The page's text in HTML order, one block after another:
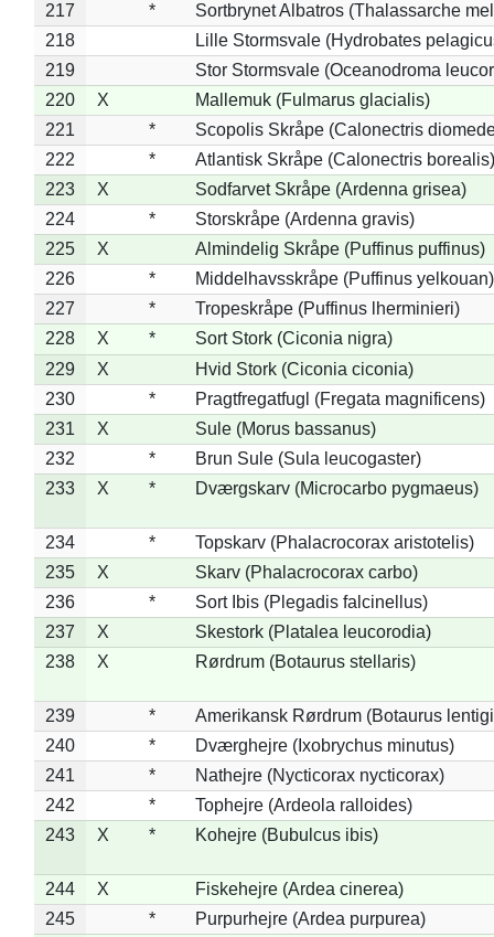
217 *
Sortbrynet Albatros (Thalassarche
218
Lille Stormsvale (Hydrobates
219
Stor Stormsvale (Oceanodroma
220
X
Mallemuk (Fulmarus glacialis)
221
*
Scopolis Skråpe (Calonectris
222
*
Atlantisk Skråpe (Calonectris borealis)
223
X
Sodfarvet Skråpe (Ardenna grisea)
224
*
Storskråpe (Ardenna gravis)
225
X
Almindelig Skråpe (Puffinus puffinus)
226
*
Middelhavsskråpe (Puffinus yelkouan)
227
*
Tropeskråpe (Puffinus lherminieri)
228
X *
Sort Stork (Ciconia nigra)
229
X
Hvid Stork (Ciconia ciconia)
230
*
Pragtfregatfugl (Fregata magnificens)
231
X
Sule (Morus bassanus)
232
*
Brun Sule (Sula leucogaster)
233
X * Dværgskarv (Microcarbo pygmaeus)
234 *
Topskarv (Phalacrocorax aristotelis)
235
X
Skarv (Phalacrocorax carbo)
236
*
Sort Ibis (Plegadis falcinellus)
237
X
Skestork (Platalea leucorodia)
238
X Rørdrum (Botaurus stellaris)
239 *
Amerikansk Rørdrum (Botaurus
240
*
Dværghejre (Ixobrychus minutus)
241
*
Nathejre (Nycticorax nycticorax)
242
*
Tophejre (Ardeola ralloides)
243
X * Kohejre (Bubulcus ibis)
244 X
Fiskehejre (Ardea cinerea)
245
*
Purpurhejre (Ardea purpurea)